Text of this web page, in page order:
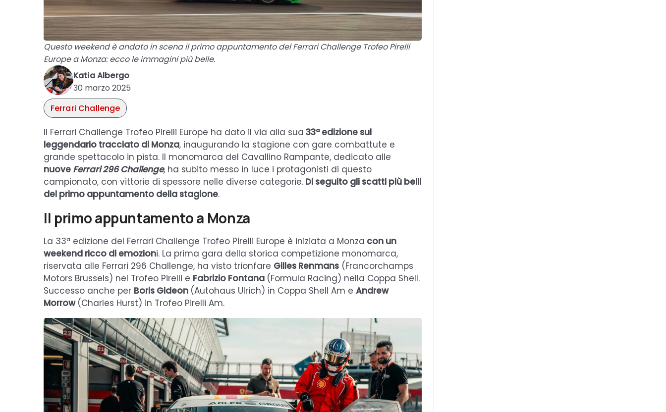
Questo weekend è andato in scena il primo appuntamento del Ferrari Challenge Trofeo Pirelli
Europe a Monza: ecco le immagini più belle.
Katia Albergo
30 marzo 2025
Ferrari Challenge
Il Ferrari Challenge Trofeo Pirelli Europe ha dato il via alla sua 33ª edizione sul
leggendario tracciato di Monza, inaugurando la stagione con gare combattute e
grande spettacolo in pista. Il monomarca del Cavallino Rampante, dedicato alle
nuove Ferrari 296 Challenge, ha subito messo in luce i protagonisti di questo
campionato, con vittorie di spessore nelle diverse categorie. Di seguito gli scatti più belli
del primo appuntamento della stagione.
Il primo appuntamento a Monza
La 33ª edizione del Ferrari Challenge Trofeo Pirelli Europe è iniziata a Monza con un
weekend ricco di emozioni. La prima gara della storica competizione monomarca,
riservata alle Ferrari 296 Challenge, ha visto trionfare Gilles Renmans (Francorchamps
Motors Brussels) nel Trofeo Pirelli e Fabrizio Fontana (Formula Racing) nella Coppa Shell.
Successo anche per Boris Gideon (Autohaus Ulrich) in Coppa Shell Am e Andrew
Morrow (Charles Hurst) in Trofeo Pirelli Am.